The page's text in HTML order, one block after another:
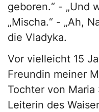
geboren.“ - „Und
„Mischa.“ - „Ah,
die Vladyka.
Vor vielleicht 15
Freundin meiner
Tochter von
Leiterin des